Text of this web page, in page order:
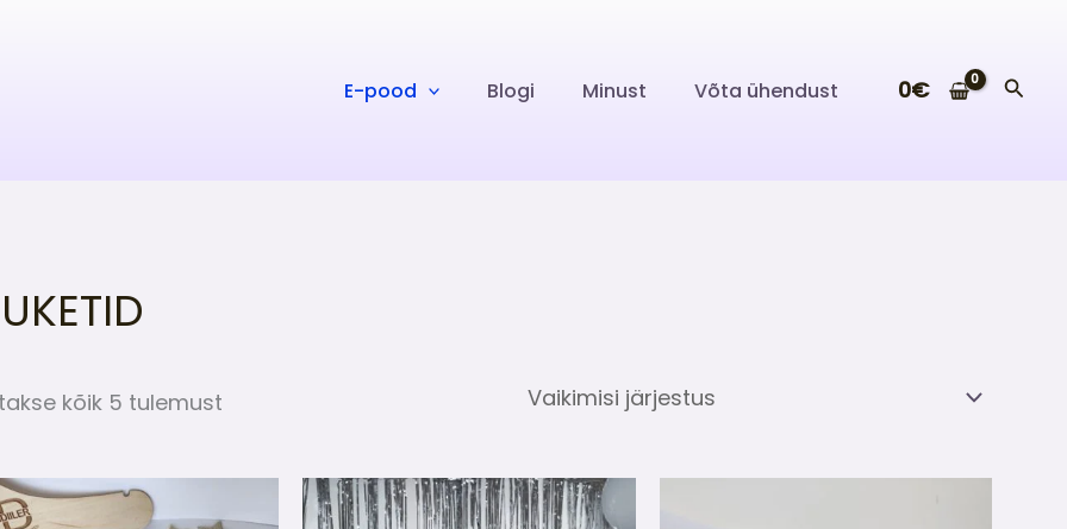
E-pood Blogi Minust Võta ühendust 0€
kõik 5 tulemust